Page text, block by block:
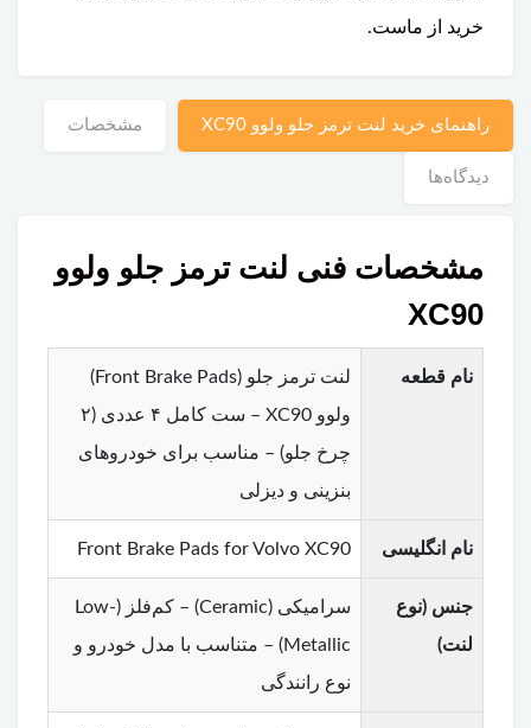
خرید از ماست.
راهنمای خرید لنت ترمز جلو ولوو XC90 مشخصات
دیدگاه‌ها
مشخصات فنی لنت ترمز جلو ولوو
XC90
نام قطعه
لنت ترمز جلو (Front Brake Pads)
ولوو XC90 – ست کامل ۴ عددی (۲
چرخ جلو) – مناسب برای خودروهای
بنزینی و دیزلی
نام انگلیسی Front Brake Pads for Volvo XC90
جنس (نوع
لنت)
سرامیکی (Ceramic) – کم‌فلز (Low-
Metallic) – متناسب با مدل خودرو و
نوع رانندگی